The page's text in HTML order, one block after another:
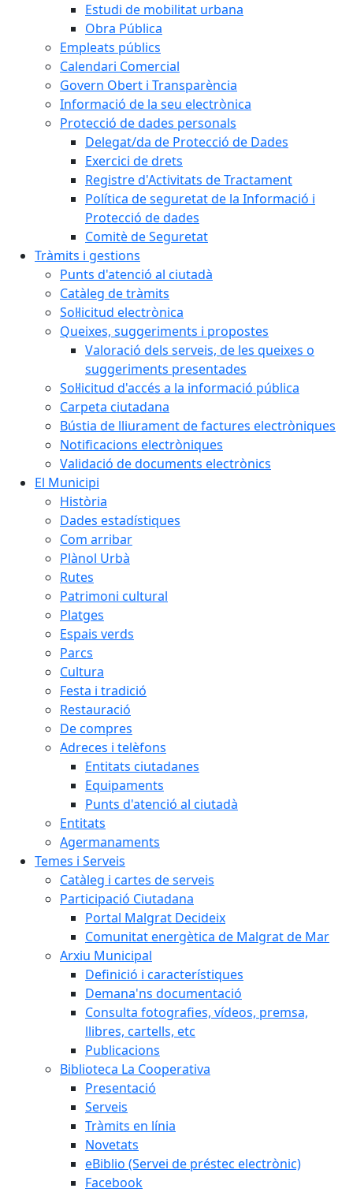
Estudi de mobilitat urbana
Obra Pública
Empleats públics
Calendari Comercial
Govern Obert i Transparència
Informació de la seu electrònica
Protecció de dades personals
Delegat/da de Protecció de Dades
Exercici de drets
Registre d'Activitats de Tractament
Política de seguretat de la Informació i
Protecció de dades
Comitè de Seguretat
Tràmits i gestions
Punts d'atenció al ciutadà
Catàleg de tràmits
Sol·licitud electrònica
Queixes, suggeriments i propostes
Valoració dels serveis, de les queixes o
suggeriments presentades
Sol·licitud d'accés a la informació pública
Carpeta ciutadana
Bústia de lliurament de factures electròniques
Notificacions electròniques
Validació de documents electrònics
El Municipi
Història
Dades estadístiques
Com arribar
Plànol Urbà
Rutes
Patrimoni cultural
Platges
Espais verds
Parcs
Cultura
Festa i tradició
Restauració
De compres
Adreces i telèfons
Entitats ciutadanes
Equipaments
Punts d'atenció al ciutadà
Entitats
Agermanaments
Temes i Serveis
Catàleg i cartes de serveis
Participació Ciutadana
Portal Malgrat Decideix
Comunitat energètica de Malgrat de Mar
Arxiu Municipal
Definició i característiques
Demana'ns documentació
Consulta fotografies, vídeos, premsa,
llibres, cartells, etc
Publicacions
Biblioteca La Cooperativa
Presentació
Serveis
Tràmits en línia
Novetats
eBiblio (Servei de préstec electrònic)
Facebook